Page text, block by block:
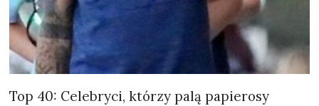
Top 40: Celebryci, którzy palą papierosy